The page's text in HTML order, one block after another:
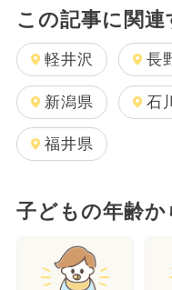
この記事に関連
軽井沢 長
新潟県 石
福井県
子どもの年齢か